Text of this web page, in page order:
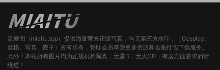
觅爱图（miaitu.top）提供海量官方正版写真，均无第三方水印，（Cosplay、
丝模、写真、圈子）应有尽有，赞助会员享受更多资源和合集打包下载服务。
此外！本站所有图片均为正规机构写真，无露D，无大CD，有这方面要求的请
绕道！